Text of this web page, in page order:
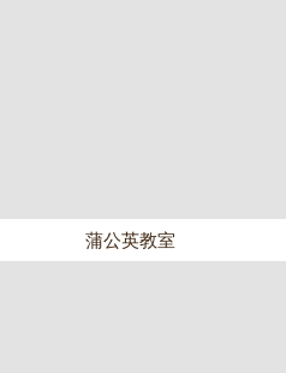
蒲公英教室